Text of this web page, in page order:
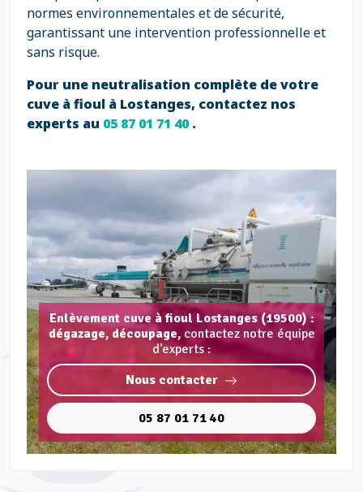
normes environnementales et de sécurité,
garantissant une intervention professionnelle et
sans risque.
Pour une neutralisation complète de votre
cuve à fioul à Lostanges, contactez nos
experts au 05 87 01 71 40.
Enlèvement cuve à fioul Lostanges (19500) :
dégazage, découpage, contactez notre équipe
d'experts :
Nous contacter
05 87 01 71 40